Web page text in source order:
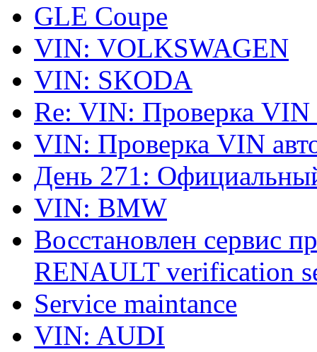
GLE Coupe
VIN: VOLKSWAGEN
VIN: SKODA
Re: VIN: Проверка VIN
VIN: Проверка VIN
День 271:
VIN: BMW
Восстановлен сервис
RENAULT verification
Service maintance
VIN: AUDI